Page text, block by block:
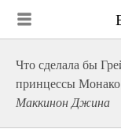
Что сделала бы
принцессы Монако
Маккинон Джина